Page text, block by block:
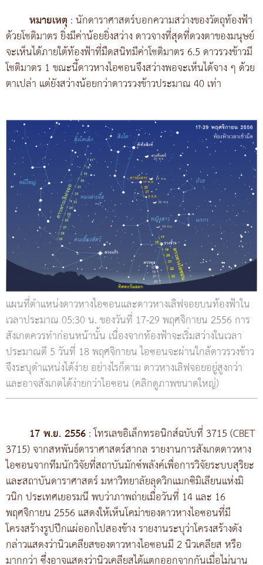
หมายเหตุ : นักดาราศาสตร์บอกความสว่างของวัตถุท้องฟ้า
ด้วยโชติมาตร ยิ่งมีค่าน้อยยิ่งสว่าง ดาวจางที่สุดที่ดวงตาของมนุษย์
จะเห็นได้ภายใต้ท้องฟ้าที่มืดสนิทมีค่าโชติมาตร 6.5 ดาวรวงข้าวมี
โชติมาตร 1 ขณะนี้ดาวหางไอซอนจึงสว่างพอจะเห็นได้จาง ๆ ด้วย
ตาเปล่า แต่ยังสว่างน้อยกว่าดาวรวงข้าวประมาณ 40 เท่า
แผนที่ตำแหน่งดาวหางไอซอนและดาวหางเลิฟจอยบนท้องฟ้าใน
เวลาประมาณ 05:30 น. ของวันที่ 17-29 พฤศจิกายน 2556 การ
สังเกตควรทำก่อนหน้านั้น เนื่องจากท้องฟ้าจะเริ่มสว่างในเวลา
ประมาณตี 5 วันที่ 18 พฤศจิกายน ไอซอนจะผ่านใกล้ดาวรวงข้าว
จึงระบุตำแหน่งได้ง่าย อย่างไรก็ตาม ดาวหางเลิฟจอยอยู่สูงกว่า
และอาจสังเกตได้ง่ายกว่าไอซอน (คลิกดูภาพขนาดใหญ่)
17 พ.ย. 2556: โทรเลขอิเล็กทรอนิกส์ฉบับที่ 3715 (CBET
3715) จากสหพันธ์ดาราศาสตร์สากล รายงานการสังเกตดาวหาง
ไอซอนจากทีมนักวิจัยที่สถาบันมักซ์พลังค์เพื่อการวิจัยระบบสุริยะ
และสถาบันดาราศาสตร์ มหาวิทยาลัยลุดวิกแมกซิมิเลียนแห่งมิ
วนิก ประเทศเยอรมนี พบว่าภาพถ่ายเมื่อวันที่ 14 และ 16
พฤศจิกายน 2556 แสดงให้เห็นโคม่าของดาวหางไอซอนที่มี
โครงสร้างรูปปีกแผ่ออกไปสองข้าง รายงานระบุว่าโครงสร้างดัง
กล่าวแสดงว่านิวเคลียสของดาวหางไอซอนมี 2 นิวเคลียส หรือ